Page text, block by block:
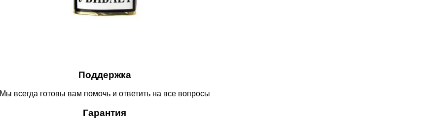
Поддержка
Мы всегда готовы вам помочь и ответить на все вопросы
Гарантия